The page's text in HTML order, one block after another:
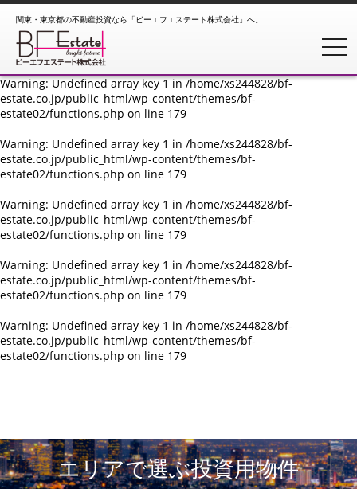
Warning: Undefined array key 1 in/home/xs244828/bf-
estate.co.jp/public_html/wp-content/themes/bf-
estate02/functions.php
Warning: Undefined array key 1 in/home/xs244828/bf-
estate.co.jp/public_html/wp-content/themes/bf-
estate02/functions.php on line 179
Warning: Undefined array key 1 in /home/xs244828/bf-
estate.co.jp/public_html/wp-content/themes/bf-
estate02/functions.php on line 179
Warning: Undefined array key 1 in /home/xs244828/bf-
estate.co.jp/public_html/wp-content/themes/bf-
estate02/functions.php on line 179
Warning: Undefined array key 1 in /home/xs244828/bf-
estate.co.jp/public_html/wp-content/themes/bf-
estate02/functions.php on line 179
Warning: Undefined array key 1 in /home/xs244828/bf-
estate.co.jp/public_html/wp-content/themes/bf-
estate02/functions.php on line 179
関東・東京都の不動産投資なら「ビーエフエステート株式会社」へ。
エリアで選ぶ投資用物件